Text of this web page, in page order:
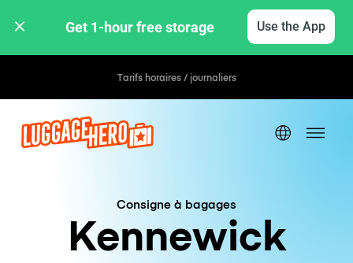
Get 1-hour free storage Use the App
Tarifs horaires / journaliers
Consigne à bagages
Kennewick